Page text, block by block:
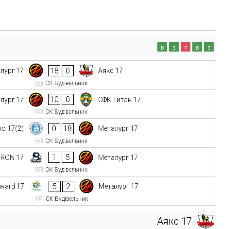
в в п в в
17 18 0 Аякс 17
СК Будівельник
17 10 0 СФК Титан 17
СК Будівельник
17(2) 0 18 Металург 17
СК Будівельник
17 1 5 Металург 17
СК Будівельник
17 5 2 Металург 17
СК Будівельник
Аякс 17